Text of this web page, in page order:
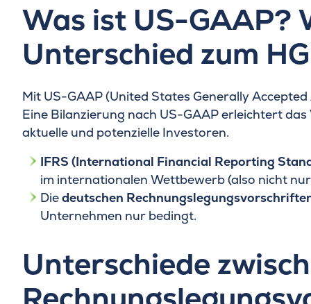
Was ist US-GAAP?
Unterschied zum
Mit US-GAAP (United States Generally
Eine Bilanzierung nach US-GAAP erleichtert
aktuelle und potenzielle Investoren.
IFRS (International Financial Reporting
im internationalen Wettbewerb (also nicht
Diedeutschen
Unternehmen nur bedingt.
Unterschiede